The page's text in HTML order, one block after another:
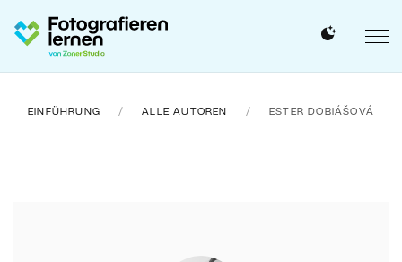
EINFÜHRUNG ALLE AUTOREN ESTER DOBIÁŠOVÁ